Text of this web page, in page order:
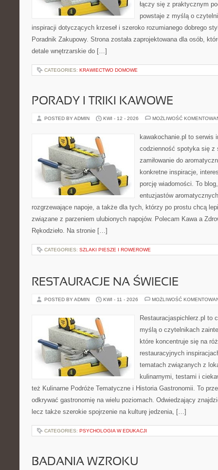
łączy się z praktycznym
powstaje z myślą o
inspiracji dotyczących krzeseł i szeroko rozumianego dobrego
Poradnik Zakupowy. Strona została zaprojektowana dla osób,
detale wnętrzarskie do […]
CATEGORIES: KRAWIECTWO DOMOWE
PORADY I TRIKI KAWOWE
POSTED BY ADMIN KWI - 12 - 2026 MOŻLIWOŚĆ
kawakochanie.pl to serwis
codzienność spotyka się z
zamiłowanie do
konkretne inspiracje,
porcję wiadomości. To
entuzjastów
rozgrzewające napoje, a także dla tych, którzy po prostu chcą
związane z parzeniem ulubionych napojów. Polecam Kawa a
Rękodzieło. Na stronie […]
CATEGORIES: SZLAKI PIESZE I ROWEROWE
RESTAURACJE NA ŚWIECIE
POSTED BY ADMIN KWI - 11 - 2026 MOŻLIWOŚĆ
Restauracjaspichlerz.pl to
myślą o czytelnikach
które koncentruje się na
restauracyjnych
tematach związanych z
kulinarnymi, testami i
też Kulinarne Podróże Tematyczne i Historia Gastronomii. To
odkrywać gastronomię na wielu poziomach. Odwiedzający
lecz także szerokie spojrzenie na kulturę jedzenia, […]
CATEGORIES: PSYCHOLOGIA W EDUKACJI
BADANIA WZROKU